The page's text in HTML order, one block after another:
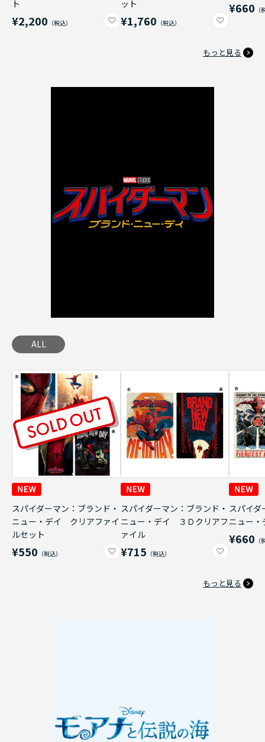
ト
¥2,200
ット
¥1,760
¥660
もっと見る
ALL
スパイダーマン：ブランド・
ニュー・デイ クリアファイ
ルセット
¥550
スパイダーマン：ブランド・
ニュー・デイ ３Ｄクリアフ
ァイル
¥715
スパイダ
ニュー
¥660
もっと見る